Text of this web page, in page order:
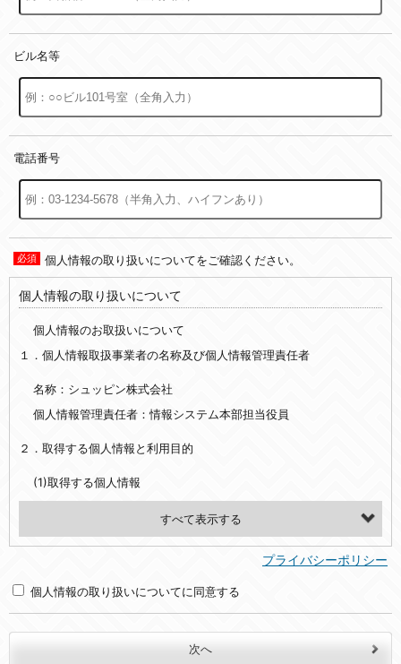
ビル名等
電話番号
個人情報の取り扱いについてをご確認ください。
個人情報の取り扱いについて
個人情報のお取扱いについて
１．個人情報取扱事業者の名称及び個人情報管理責任者
名称：シュッピン株式会社
個人情報管理責任者：情報システム本部担当役員
２．取得する個人情報と利用目的
(1)取得する個人情報
(2)利用目的
・お問合せへの対応のため
プライバシーポリシー
個人情報の取り扱いについてに同意する